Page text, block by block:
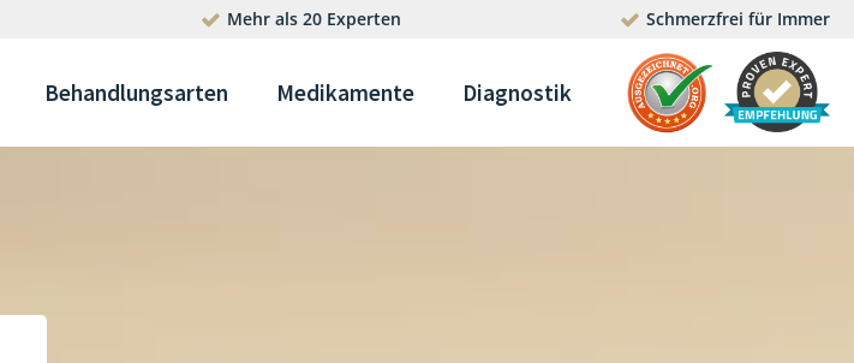
Mehr als 20 Experten Schmerzfrei für Immer
Behandlungsarten Medikamente Diagnostik